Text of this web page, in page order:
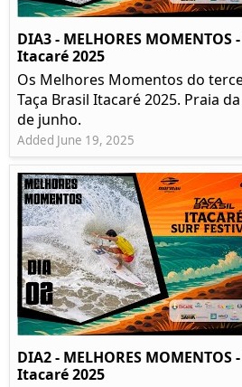
DIA3 - MELHORES
Itacaré 2025
Os Melhores Momentos do
Taça Brasil Itacaré 2025. Praia
de junho.
Added June 19, 2025
DIA2 - MELHORES
Itacaré 2025